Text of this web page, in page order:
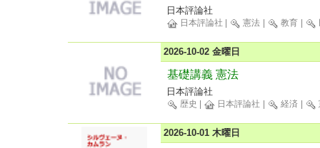
日本評論社
日本評論社 憲法 教育
2026-10-02 金曜日
基礎講義 憲法
日本評論社
歴史 日本評論社 経済
2026-10-01 木曜日